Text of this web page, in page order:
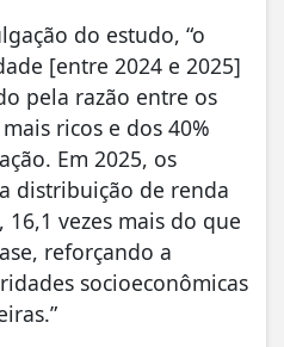
do estudo, “o
[entre 2024 e 2025]
pela razão entre os
ricos e dos 40%
Em 2025, os
distribuição de renda
vezes mais do que
reforçando a
socioeconômicas